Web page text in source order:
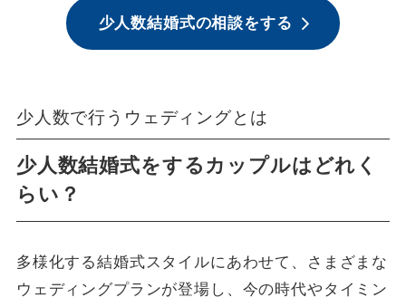
少人数結婚式の相談をする
少人数で行うウェディングとは
少人数結婚式をするカップルはどれく
らい？
多様化する結婚式スタイルにあわせて、さまざまな
ウェディングプランが登場し、今の時代やタイミン